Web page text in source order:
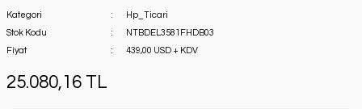
Kategori
Hp_Ticari
Stok Kodu
NTBDEL3581FHDB03
Fiyat
439,00 USD + KDV
25.080,16 TL